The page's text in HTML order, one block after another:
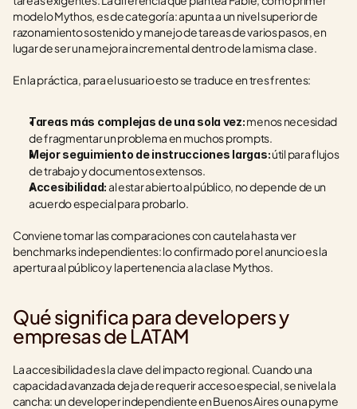
modelo Mythos, es de categoría: apunta a un nivel superior de
razonamiento sostenido y manejo de tareas de varios pasos, en
lugar de ser una mejora incremental dentro de la misma clase.
En la práctica, para el usuario esto se traduce en tres frentes:
Tareas más complejas de una sola vez: menos necesidad
de fragmentar un problema en muchos prompts.
Mejor seguimiento de instrucciones largas: útil para flujos
de trabajo y documentos extensos.
Accesibilidad: al estar abierto al público, no depende de un
acuerdo especial para probarlo.
Conviene tomar las comparaciones con cautela hasta ver
benchmarks independientes: lo confirmado por el anuncio es la
apertura al público y la pertenencia a la clase Mythos.
Qué significa para developers y
empresas de LATAM
La accesibilidad es la clave del impacto regional. Cuando una
capacidad avanzada deja de requerir acceso especial, se nivela la
cancha: un developer independiente en Buenos Aires o una pyme